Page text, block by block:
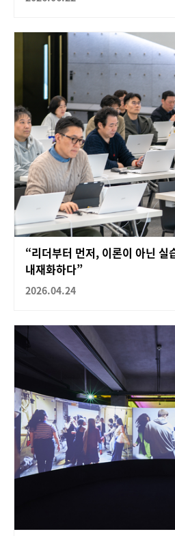
“리더부터 먼저, 이론이 아닌 실
내재화하다”
2026.04.24